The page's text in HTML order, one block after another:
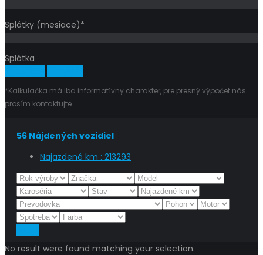
Splátky (mesiace)*
Splátka
*Kalkulačka má iba informatívny charakter, pre presný výpočet nás
prosím kontaktujte.
56 Nájdených vozidiel
Najazdené km : 213293
No result were found matching your selection.